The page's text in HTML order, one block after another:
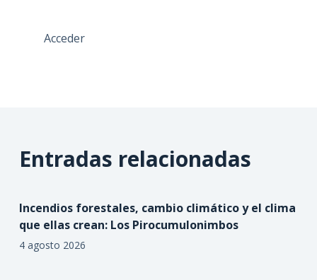
Acceder
Entradas relacionadas
Incendios forestales, cambio climático y el clima
que ellas crean: Los Pirocumulonimbos
4 agosto 2026